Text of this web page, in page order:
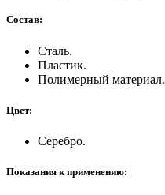
Состав:
Сталь.
Пластик.
Полимерный материал.
Цвет:
Серебро.
Показания к применению: